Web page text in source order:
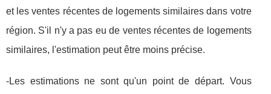
et les ventes récentes de logements similaires dans votre
région. S'il n'y a pas eu de ventes récentes de logements
similaires, l'estimation peut être moins précise.
-Les estimations ne sont qu'un point de départ. Vous